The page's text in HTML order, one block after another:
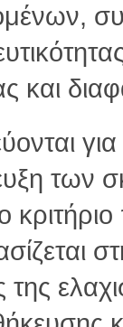
και
της